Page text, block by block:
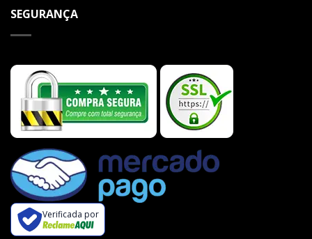
SEGURANÇA
Verificada por